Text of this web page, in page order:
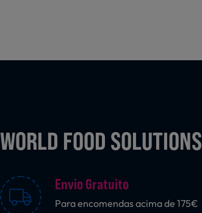
WORLD FOOD SOLUTIONS
Envio Gratuito
Para encomendas acima de 175€